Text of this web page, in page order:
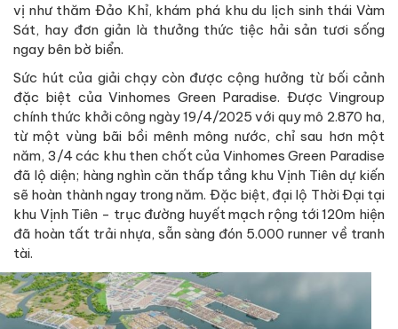
vị như thăm Đảo Khỉ, khám phá khu du lịch sinh thái Vàm
Sát, hay đơn giản là thưởng thức tiệc hải sản tươi sống
ngay bên bờ biển.
Sức hút của giải chạy còn được cộng hưởng từ bối cảnh
đặc biệt của Vinhomes Green Paradise. Được Vingroup
chính thức khởi công ngày 19/4/2025 với quy mô 2.870 ha,
từ một vùng bãi bồi mênh mông nước, chỉ sau hơn một
năm, 3/4 các khu then chốt của Vinhomes Green Paradise
đã lộ diện; hàng nghìn căn thấp tầng khu Vịnh Tiên dự kiến
sẽ hoàn thành ngay trong năm. Đặc biệt, đại lộ Thời Đại tại
khu Vịnh Tiên - trục đường huyết mạch rộng tới 120m hiện
đã hoàn tất trải nhựa, sẵn sàng đón 5.000 runner về tranh
tài.